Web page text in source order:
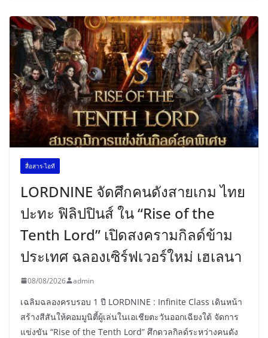
สื่อสาร-ไอที
LORDNINE จัดศึกคนดังสายเกม ไทย
ปะทะ ฟิลิปปินส์ ใน “Rise of the
Tenth Lord” เปิดสงครามกิลด์ข้าม
ประเทศ ฉลองเซิร์ฟเวอร์ใหม่ เฮเลนา
08/08/2026 admin
เฉลิมฉลองครบรอบ 1 ปี LORDNINE : Infinite Class เดินหน้า
สร้างสีสันให้คอมมูนิตี้ผู้เล่นในเอเชียตะวันออกเฉียงใต้ จัดการ
แข่งขัน “Rise of the Tenth Lord” ศึกดวลกิลด์ระหว่างคนดัง